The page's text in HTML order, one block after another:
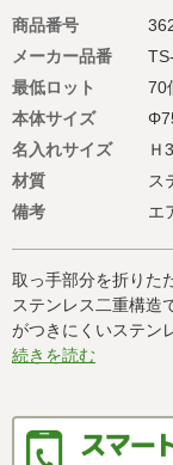
商品番号
メーカー品番
最低ロット
70
本体サイズ
名入れサイズ
Ｈ
材質
ス
備考
エ
取っ手部分を折りた
ステンレス二重構造
がつきにくいステン
続きを読む